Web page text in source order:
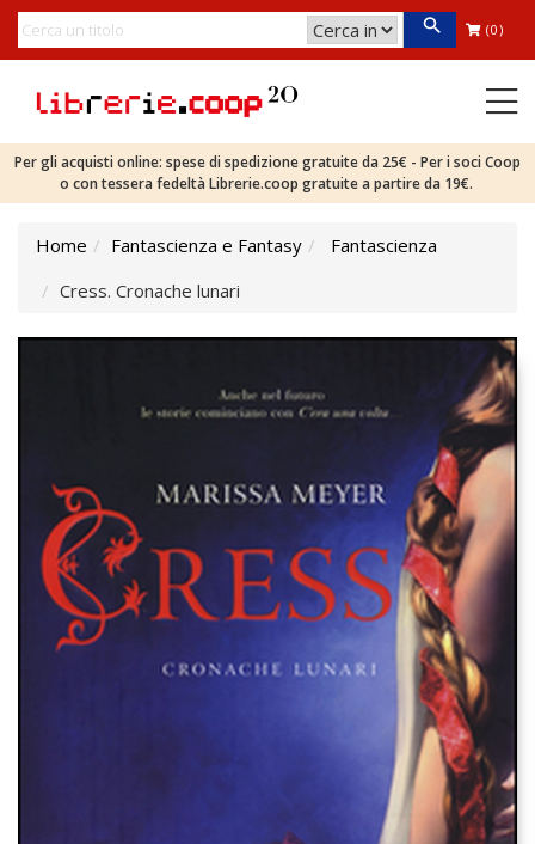
(0)
Per gli acquisti online: spese di spedizione gratuite da 25€ - Per i soci Coop
o con tessera fedeltà Librerie.coop gratuite a partire da 19€.
Home Fantascienza e Fantasy
Fantascienza
Cress. Cronache lunari